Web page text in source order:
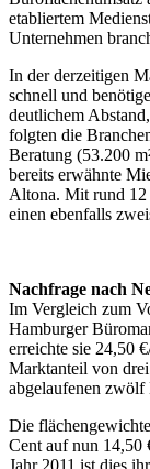
etabliertem
Unternehmen
In der derzeitigen
schnell und
deutlichem
folgten die
Beratung (53.200
bereits erwähnte
Altona. Mit rund 12
einen ebenfalls
Nachfrage nach
Im Vergleich zum
Hamburger
erreichte sie 24,50
Marktanteil von drei
abgelaufenen zwölf
Die
Cent auf nun 14,50